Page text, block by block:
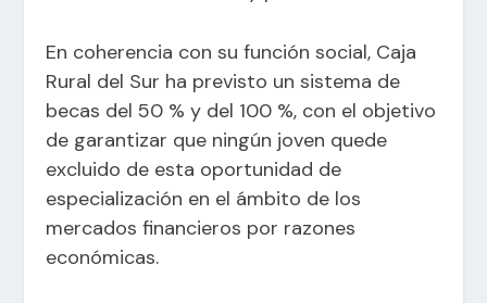
En coherencia con su función social, Caja
Rural del Sur ha previsto un sistema de
becas del 50 % y del 100 %, con el objetivo
de garantizar que ningún joven quede
excluido de esta oportunidad de
especialización en el ámbito de los
mercados financieros por razones
económicas.